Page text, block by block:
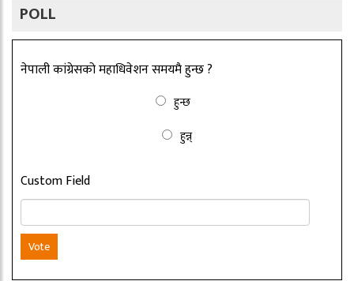
POLL
नेपाली कांग्रेसको महाधिवेशन समयमै हुन्छ ?
हुन्छ
हुन्न्
Custom Field
Vote